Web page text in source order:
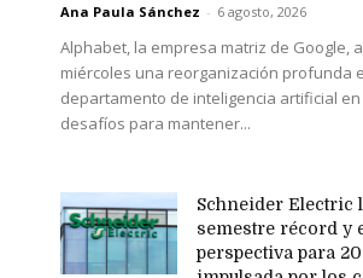
Ana Paula Sánchez - 6 agosto, 2026
Alphabet, la empresa matriz de Google,
miércoles una reorganización profunda
departamento de inteligencia artificial
desafíos para mantener...
Schneider Electric
semestre récord y
perspectiva para